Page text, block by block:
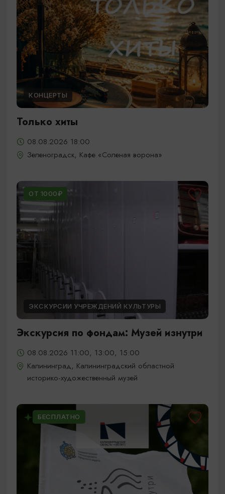
КОНЦЕРТЫ
Только хиты
08.08.2026 18:00
Зеленоградск, Кафе «Соленая ворона»
ОТ 1000₽
ЭКСКУРСИИ УЧРЕЖДЕНИЙ КУЛЬТУРЫ
Экскурсия по фондам: Музей изнутри
08.08.2026 11:00, 13:00, 15:00
Калининград, Калининградский областной
историко-художественный музей
БЕСПЛАТНО